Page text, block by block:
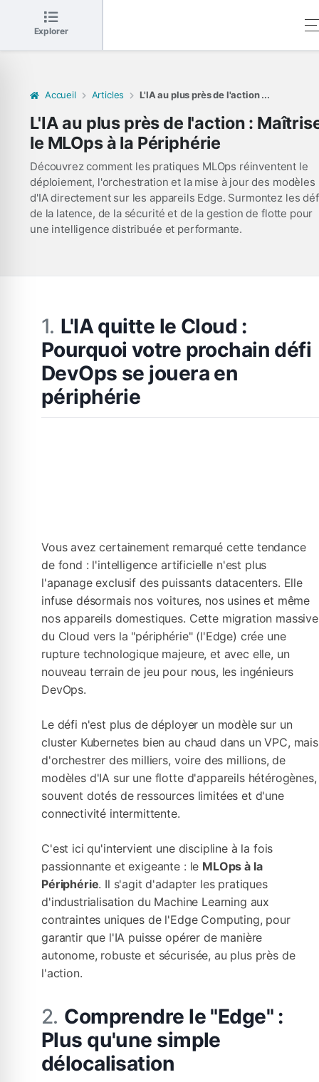
Explorer
Accueil Articles L'IA au plus près de l'action ...
L'IA au plus près de l'action :
le MLOps à la Périphérie
Découvrez comment les pratiques MLOps réinventent le
déploiement, l'orchestration et la mise à jour des modèles
d'IA directement sur les appareils Edge. Surmontez les
de la latence, de la sécurité et de la gestion de flotte pour
une intelligence distribuée et performante.
L'IA quitte le Cloud :
Pourquoi votre prochain défi
DevOps se jouera en
périphérie
Vous avez certainement remarqué cette tendance
de fond : l'intelligence artificielle n'est plus
l'apanage exclusif des puissants datacenters. Elle
infuse désormais nos voitures, nos usines et même
nos appareils domestiques. Cette migration massive
du Cloud vers la "périphérie" (l'Edge) crée une
rupture technologique majeure, et avec elle, un
nouveau terrain de jeu pour nous, les ingénieurs
DevOps.
Le défi n'est plus de déployer un modèle sur un
cluster Kubernetes bien au chaud dans un VPC, mais
d'orchestrer des milliers, voire des millions, de
modèles d'IA sur une flotte d'appareils hétérogènes,
souvent dotés de ressources limitées et d'une
connectivité intermittente.
C'est ici qu'intervient une discipline à la fois
passionnante et exigeante : le MLOps à la
Périphérie. Il s'agit d'adapter les pratiques
d'industrialisation du Machine Learning aux
contraintes uniques de l'Edge Computing, pour
garantir que l'IA puisse opérer de manière
autonome, robuste et sécurisée, au plus près de
l'action.
Comprendre le "Edge" :
Plus qu'une simple
délocalisation